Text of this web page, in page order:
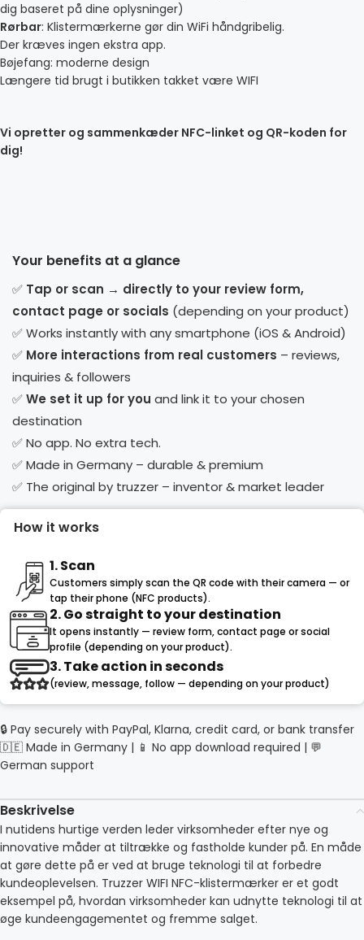
dig baseret på dine oplysninger)
Rørbar: Klistermærkerne gør din WiFi håndgribelig.
Der kræves ingen ekstra app.
Bøjefang: moderne design
Længere tid brugt i butikken takket være WIFI
Vi opretter og sammenkæder NFC-linket og QR-koden for
dig!
Your benefits at a glance
✅ Tap or scan → directly to your review form,
contact page or socials (depending on your product)
✅ Works instantly with any smartphone (iOS & Android)
✅ More interactions from real customers – reviews,
inquiries & followers
✅We set it up for you and link it to your chosen
destination
✅ No app. No extra tech.
✅ Made in Germany – durable & premium
✅ The original by truzzer – inventor & market leader
How it works
1. Scan
Customers simply scan the QR code with their camera — or
tap their phone (NFC products).
2. Go straight to your destination
It opens instantly — review form, contact page or social
profile (depending on your product).
3. Take action in seconds
(review, message, follow — depending on your product)
🔒 Pay securely with PayPal, Klarna, credit card, or bank transfer
🇩🇪 Made in Germany | 📱 No app download required | 💬
German support
Beskrivelse
I nutidens hurtige verden leder virksomheder efter nye og
innovative måder at tiltrække og fastholde kunder på. En måde
at gøre dette på er ved at bruge teknologi til at forbedre
kundeoplevelsen. Truzzer WIFI NFC-klistermærker er et godt
eksempel på, hvordan virksomheder kan udnytte teknologi til at
øge kundeengagementet og fremme salget.